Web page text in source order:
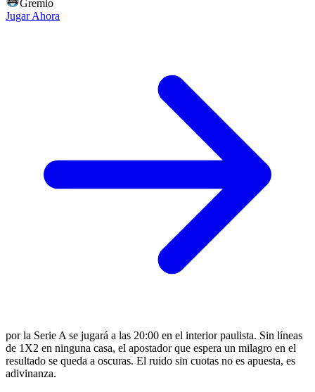
Gremio
Jugar Ahora
por la Serie A se jugará a las 20:00 en el interior paulista. Sin líneas
de 1X2 en ninguna casa, el apostador que espera un milagro en el
resultado se queda a oscuras. El ruido sin cuotas no es apuesta, es
adivinanza.